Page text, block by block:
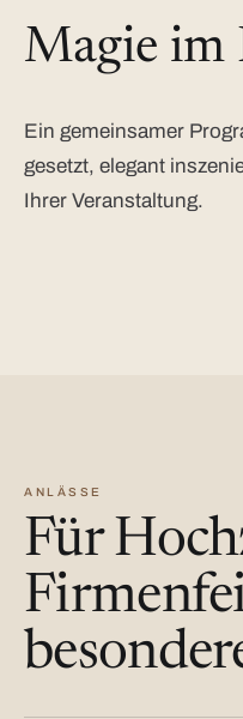
Magie im
Ein gemeinsamer
gesetzt, elegant
Ihrer Veranstaltung.
ANLÄSSE
Für